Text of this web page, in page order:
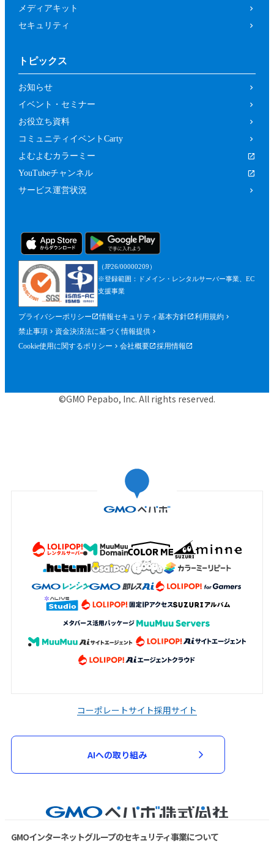
メディアキット
セキュリティ
トピックス
お知らせ
イベント・セミナー
お役立ち資料
コミュニティイベントCarty
よむよむカラーミー
YouTubeチャンネル
サービス運営状況
（JP26/00000209）
※登録範囲：ドメイン・レンタルサーバー事業、EC
支援事業
プライバシーポリシー 情報セキュリティ基本方針
利用規約
禁止事項
資金決済法に基づく情報提供
Cookie使用に関するポリシー
会社概要 採用情報
©GMO Pepabo, Inc. All rights reserved.
コーポレートサイト採用サイト
AIへの取り組み
GMOインターネットグループのセキュリティ事業について